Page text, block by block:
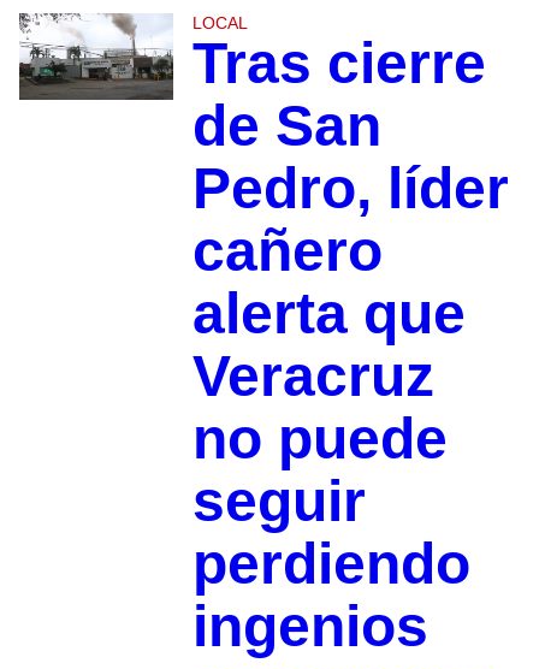
LOCAL
Tras cierre
de San
Pedro, líder
cañero
alerta que
Veracruz
no puede
seguir
perdiendo
ingenios